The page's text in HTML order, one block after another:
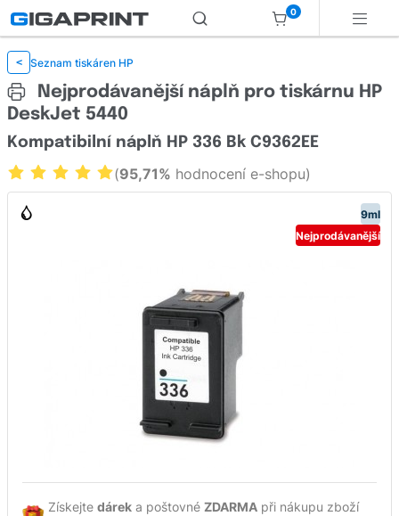
0
< Seznam tiskáren HP
Nejprodávanější náplň pro tiskárnu HP
DeskJet 5440
9ml
Nejprodávanější
Získejte dárek a poštovné ZDARMA při nákupu zboží
Kompatibilní náplň HP 336 Bk C9362EE
(95,71% hodnocení e-shopu)